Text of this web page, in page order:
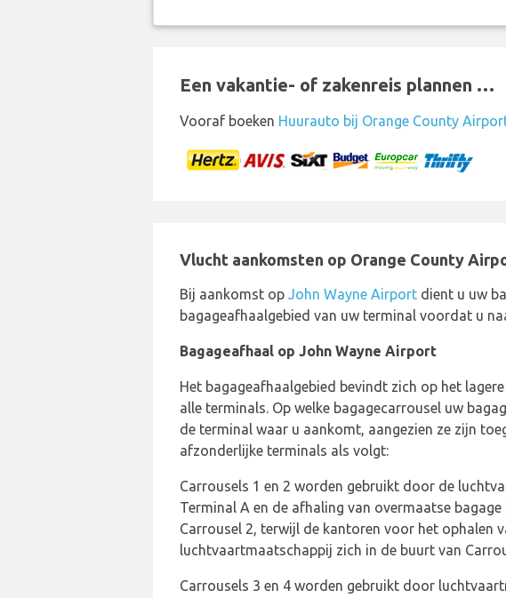
Een vakantie- of zakenreis plannen …
Vooraf boeken Huurauto bij Orange County
Vlucht aankomsten op Orange County
Bij aankomst op John Wayne Airport dient u uw
bagageafhaalgebied van uw terminal voordat u
Bagageafhaal op John Wayne Airport
Het bagageafhaalgebied bevindt zich op het
alle terminals. Op welke bagagecarrousel uw
de terminal waar u aankomt, aangezien ze zijn
afzonderlijke terminals als volgt:
Carrousels 1 en 2 worden gebruikt door de
Terminal A en de afhaling van overmaatse
Carrousel 2, terwijl de kantoren voor het ophalen
luchtvaartmaatschappij zich in de buurt van
Carrousels 3 en 4 worden gebruikt door